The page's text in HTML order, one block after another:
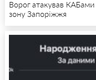
Ворог атакував
зону Запоріжжя